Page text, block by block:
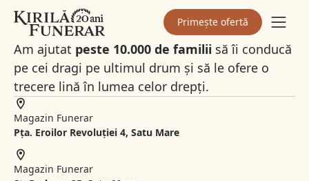
Primește ofertă
Am ajutat peste 10.000 de familii să îi conducă
pe cei dragi pe ultimul drum și să le ofere o
trecere lină în lumea celor drepți.
Magazin Funerar
Pța. Eroilor Revoluției 4, Satu Mare
Magazin Funerar